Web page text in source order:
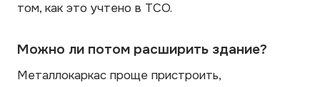
том, как это учтено в TCO.
Можно ли потом расширить здание?
Металлокаркас проще пристроить,